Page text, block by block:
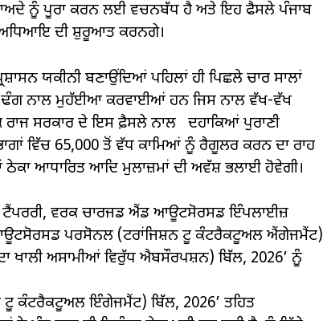
ਵਾਅਦੇ ਨੂੰ ਪੂਰਾ ਕਰਨ ਲਈ ਵਚਨਬੱਧ ਹੈ ਅਤੇ ਇਹ ਫੈਸਲੇ ਪੰਜਾਬ
ਅਧਿਆਇ ਦੀ ਸ਼ੁਰੂਆਤ ਕਰਨਗੇ।
ਯਕੀਨੀ ਬਣਾਉਂਦਿਆਂ ਪਹਿਲਾਂ ਹੀ ਪਿਛਲੇ ਚਾਰ ਸਾਲਾਂ
ਢੰਗ ਨਾਲ ਮੁਹੱਈਆ ਕਰਵਾਈਆਂ ਹਨ ਜਿਸ ਨਾਲ ਵੱਖ-ਵੱਖ
ਰਾਜ ਸਰਕਾਰ ਦੇ ਇਸ ਫ਼ੈਸਲੇ ਨਾਲ ਦਹਾਕਿਆਂ ਪੁਰਾਣੀ
ਵਿੱਚ 65,000 ਤੋਂ ਵੱਧ ਕਾਮਿਆਂ ਨੂੰ ਰੈਗੂਲਰ ਕਰਨ ਦਾ ਰਾਹ
ਆਧਾਰਿਤ ਆਦਿ ਮੁਲਾਜ਼ਮਾਂ ਦੀ ਅਵੱਸ਼ ਭਲਾਈ ਹੋਵੇਗੀ।
ਵਰਕ ਚਾਰਜਡ ਐਂਡ ਆਊਟਸੋਰਸਡ ਇੰਪਲਾਈਜ਼
ਪਰਸੋਨਲ (ਟਰਾਂਜਿਸ਼ਨ ਟੂ ਕੰਟਰੈਕਟੂਅਲ ਐਂਗੇਜਮੈਂਟ)
ਖਾਲੀ ਅਸਾਮੀਆਂ ਵਿਰੁੱਧ ਐਬਸੌਰਪਸ਼ਨ) ਬਿੱਲ, 2026’ ਨੂੰ
ਕੰਟਰੈਕਟੂਅਲ ਇੰਗੇਜਮੈਂਟ) ਬਿੱਲ, 2026’ ਤਹਿਤ